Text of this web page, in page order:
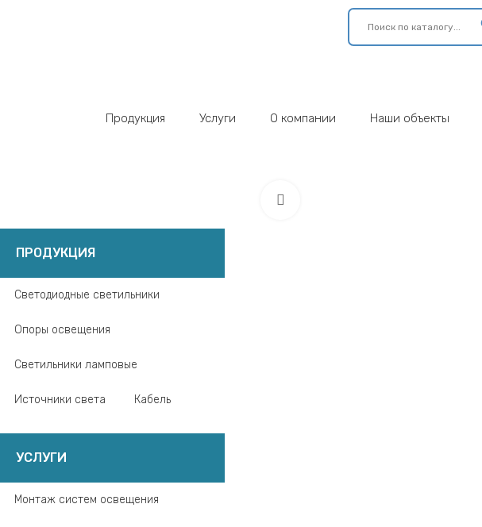
Продукция Услуги О компании Наши объекты
ПРОДУКЦИЯ
Светодиодные светильники
Опоры освещения
Светильники ламповые
Источники света Кабель
УСЛУГИ
Монтаж систем освещения